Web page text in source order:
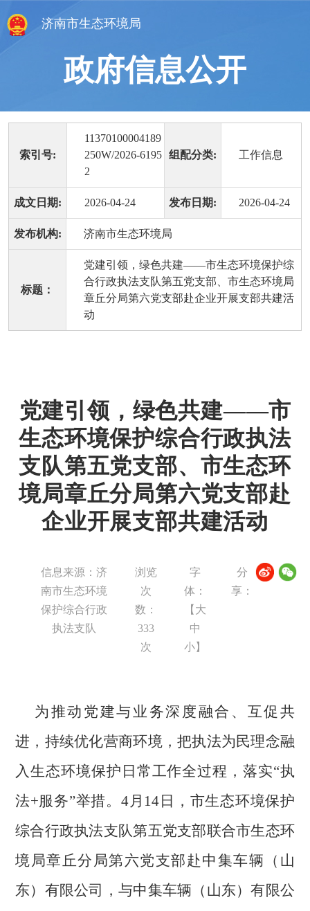
济南市生态环境局
政府信息公开
索引号:
11370100004189
250W/2026-6195
2
组配分类: 工作信息
成文日期: 2026-04-24 发布日期: 2026-04-24
发布机构: 济南市生态环境局
标题：
党建引领，绿色共建——市生态环境保护综
合行政执法支队第五党支部、市生态环境局
章丘分局第六党支部赴企业开展支部共建活
动
党建引领，绿色共建——市
生态环境保护综合行政执法
支队第五党支部、市生态环
境局章丘分局第六党支部赴
企业开展支部共建活动
信息来源：济
南市生态环境
保护综合行政
执法支队
浏览
次
数：
333
次
字
体：
【 大
中
小】
分
享：
为 推动党建与业务深度融合、互促共
进 ， 持续优化营商环境，把执法为民理念融
入生态环境保护日常工作全过程，落实“执
法+服务”举措。 4月 14 日，市生态环境保护
综合行政执法支队第五党支部联合市生态环
境局章丘分局第六党支部赴中集车辆（山
东）有限公司，与中集车辆（山东）有限公